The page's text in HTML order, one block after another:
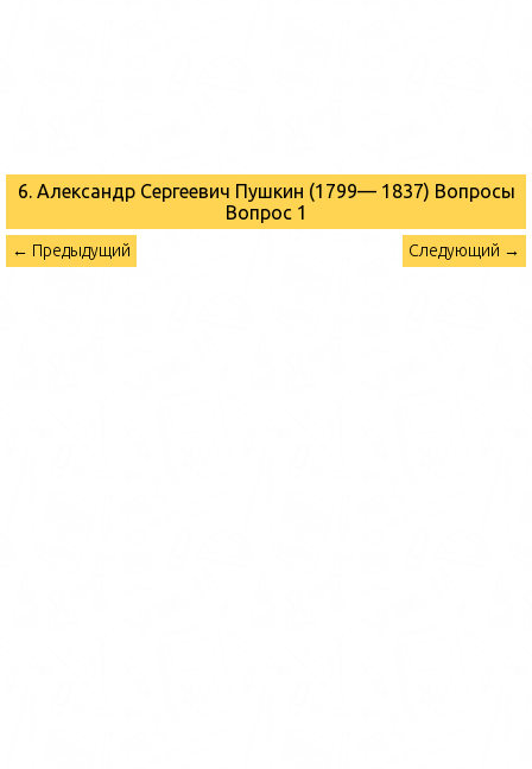
6. Александр Сергеевич Пушкин (1799— 1837) Вопросы
Вопрос 1
← Предыдущий Следующий →